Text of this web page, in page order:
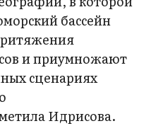
бассейн
и приумножают
сценариях
Идрисова.